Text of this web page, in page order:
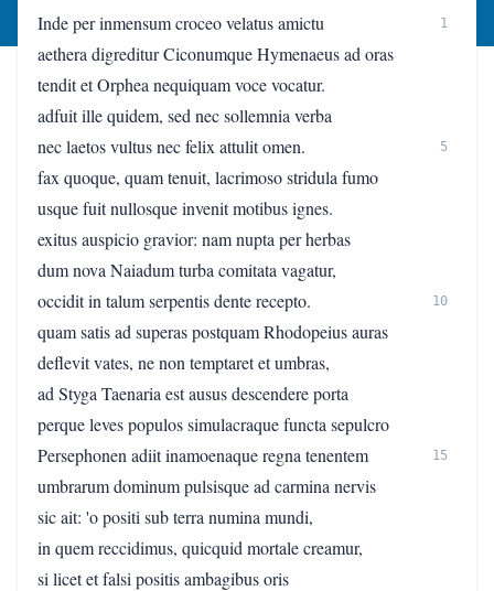
Inde per inmensum croceo velatus amictu 1
aethera digreditur Ciconumque Hymenaeus ad oras
tendit et Orphea nequiquam voce vocatur.
adfuit ille quidem, sed nec sollemnia verba
nec laetos vultus nec felix attulit omen.
5
fax quoque, quam tenuit, lacrimoso stridula fumo
usque fuit nullosque invenit motibus ignes.
exitus auspicio gravior: nam nupta per herbas
dum nova Naiadum turba comitata vagatur,
occidit in talum serpentis dente recepto.
10
quam satis ad superas postquam Rhodopeius auras
deflevit vates, ne non temptaret et umbras,
ad Styga Taenaria est ausus descendere porta
perque leves populos simulacraque functa sepulcro
Persephonen adiit inamoenaque regna tenentem
15
umbrarum dominum pulsisque ad carmina nervis
sic ait: 'o positi sub terra numina mundi,
in quem reccidimus, quicquid mortale creamur,
si licet et falsi positis ambagibus oris